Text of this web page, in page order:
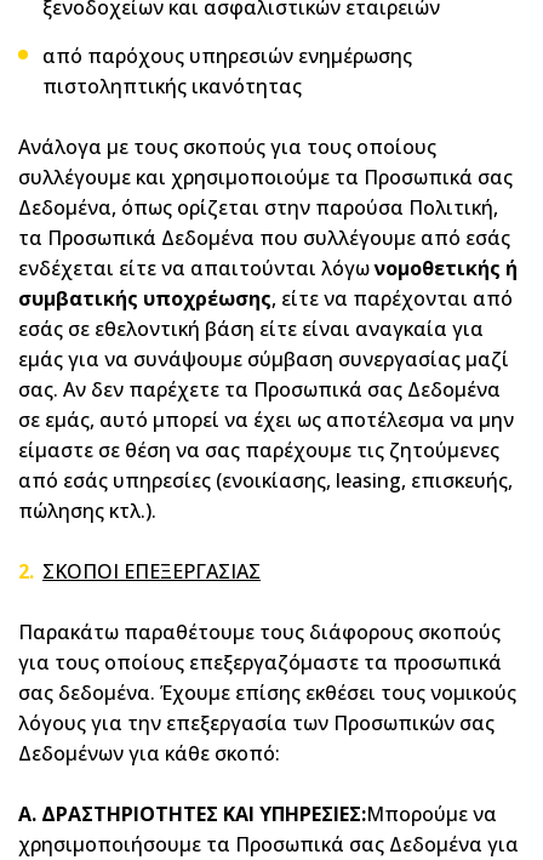
ξενοδοχείων και ασφαλιστικών εταιρειών
από παρόχους υπηρεσιών ενημέρωσης
πιστοληπτικής ικανότητας
Ανάλογα με τους σκοπούς για τους οποίους
συλλέγουμε και χρησιμοποιούμε τα Προσωπικά σας
Δεδομένα, όπως ορίζεται στην παρούσα Πολιτική,
τα Προσωπικά Δεδομένα που συλλέγουμε από εσάς
ενδέχεται είτε να απαιτούνται λόγωνομοθετικής ή
συμβατικής υποχρέωσης, είτε να παρέχονται από
εσάς σε εθελοντική βάση είτε είναι αναγκαία για
εμάς για να συνάψουμε σύμβαση συνεργασίας μαζί
σας. Αν δεν παρέχετε τα Προσωπικά σας Δεδομένα
σε εμάς, αυτό μπορεί να έχει ως αποτέλεσμα να μην
είμαστε σε θέση να σας παρέχουμε τις ζητούμενες
από εσάς υπηρεσίες (ενοικίασης, leasing, επισκευής,
πώλησης κτλ.).
ΣΚΟΠΟΙ ΕΠΕΞΕΡΓΑΣΙΑΣ
Παρακάτω παραθέτουμε τους διάφορους σκοπούς
για τους οποίους επεξεργαζόμαστε τα προσωπικά
σας δεδομένα. Έχουμε επίσης εκθέσει τους νομικούς
λόγους για την επεξεργασία των Προσωπικών σας
Δεδομένων για κάθε σκοπό:
A. ΔΡΑΣΤΗΡΙΟΤΗΤΕΣ ΚΑΙ ΥΠΗΡΕΣΙΕΣ:Μπορούμε να
χρησιμοποιήσουμε τα Προσωπικά σας Δεδομένα για